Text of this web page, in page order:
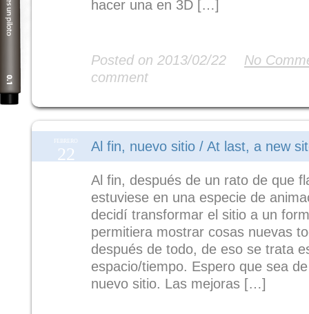
hacer una en 3D […]
Posted on 2013/02/22
No
comment
FEBRERO
22 Al fin, nuevo sitio / At last, a new
Al fin, después de un rato de que
estuviese en una especie de
decidí transformar el sitio a un
permitiera mostrar cosas nuevas
después de todo, de eso se trata
espacio/tiempo. Espero que sea
nuevo sitio. Las mejoras […]